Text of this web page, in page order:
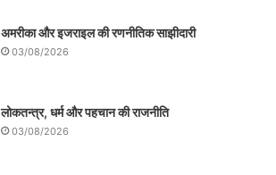
अमरीका और इजराइल की रणनीतिक साझीदारी
03/08/2026
लोकतन्त्र, धर्म और पहचान की राजनीति
03/08/2026